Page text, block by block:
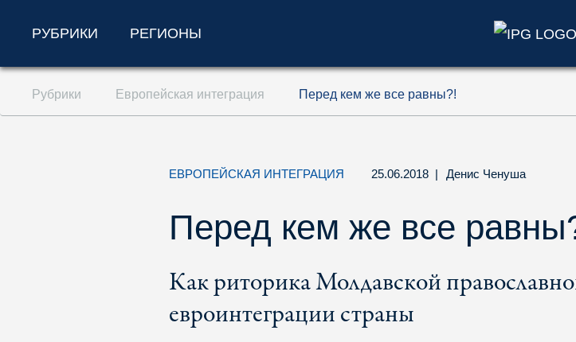
Перейти к содержанию (ключ доступа '1')
Перейти к поиску (ключ доступа '2')
РУБРИКИ РЕГИОНЫ
Рубрики Европейская интеграция Перед кем же все равны?!
ЕВРОПЕЙСКАЯ ИНТЕГРАЦИЯ 25.06.2018 | Денис Ченуша
Перед кем же все
Как риторика Молдавской
евроинтеграции страны